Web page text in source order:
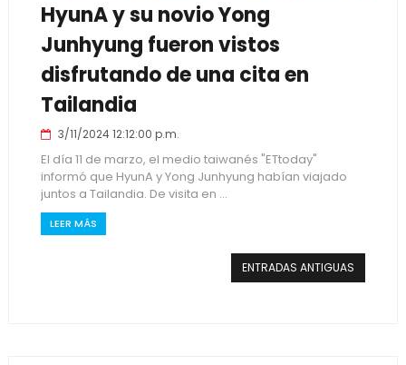
HyunA y su novio Yong
Junhyung fueron vistos
disfrutando de una cita en
Tailandia
3/11/2024 12:12:00 p.m.
El día 11 de marzo, el medio taiwanés "ETtoday"
informó que HyunA y Yong Junhyung habían viajado
juntos a Tailandia. De visita en ...
LEER MÁS
ENTRADAS ANTIGUAS